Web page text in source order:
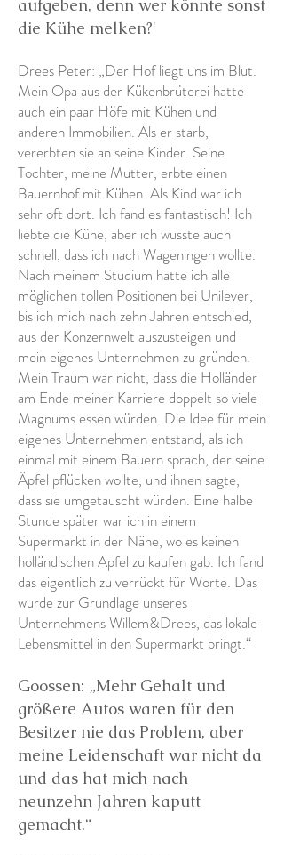
aufgeben, denn wer könnte sonst
die Kühe melken?'
Drees Peter: „Der Hof liegt uns im Blut.
Mein Opa aus der Kükenbrüterei hatte
auch ein paar Höfe mit Kühen und
anderen Immobilien. Als er starb,
vererbten sie an seine Kinder. Seine
Tochter, meine Mutter, erbte einen
Bauernhof mit Kühen. Als Kind war ich
sehr oft dort. Ich fand es fantastisch! Ich
liebte die Kühe, aber ich wusste auch
schnell, dass ich nach Wageningen wollte.
Nach meinem Studium hatte ich alle
möglichen tollen Positionen bei Unilever,
bis ich mich nach zehn Jahren entschied,
aus der Konzernwelt auszusteigen und
mein eigenes Unternehmen zu gründen.
Mein Traum war nicht, dass die Holländer
am Ende meiner Karriere doppelt so viele
Magnums essen würden. Die Idee für mein
eigenes Unternehmen entstand, als ich
einmal mit einem Bauern sprach, der seine
Äpfel pflücken wollte, und ihnen sagte,
dass sie umgetauscht würden. Eine halbe
Stunde später war ich in einem
Supermarkt in der Nähe, wo es keinen
holländischen Apfel zu kaufen gab. Ich fand
das eigentlich zu verrückt für Worte. Das
wurde zur Grundlage unseres
Unternehmens Willem&Drees, das lokale
Lebensmittel in den Supermarkt bringt.“
Goossen: „Mehr Gehalt und
größere Autos waren für den
Besitzer nie das Problem, aber
meine Leidenschaft war nicht da
und das hat mich nach
neunzehn Jahren kaputt
gemacht.“